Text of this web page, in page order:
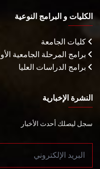
الكليات و البرامج النوعية
كليات الجامعة
برامج المرحلة الجامعية
برامج الدراسات العليا
النشرة الإخبارية
سجل ليصلك أحدث الأخبار